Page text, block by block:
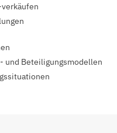
und Beteiligungsmodellen